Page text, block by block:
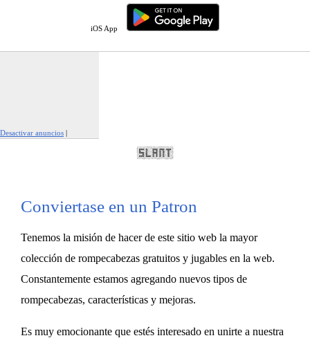
iOS App
Desactivar anuncios |
Conviertase en un Patron
Tenemos la misión de hacer de este sitio web la mayor
colección de rompecabezas gratuitos y jugables en la web.
Constantemente estamos agregando nuevos tipos de
rompecabezas, características y mejoras.
Es muy emocionante que estés interesado en unirte a nuestra